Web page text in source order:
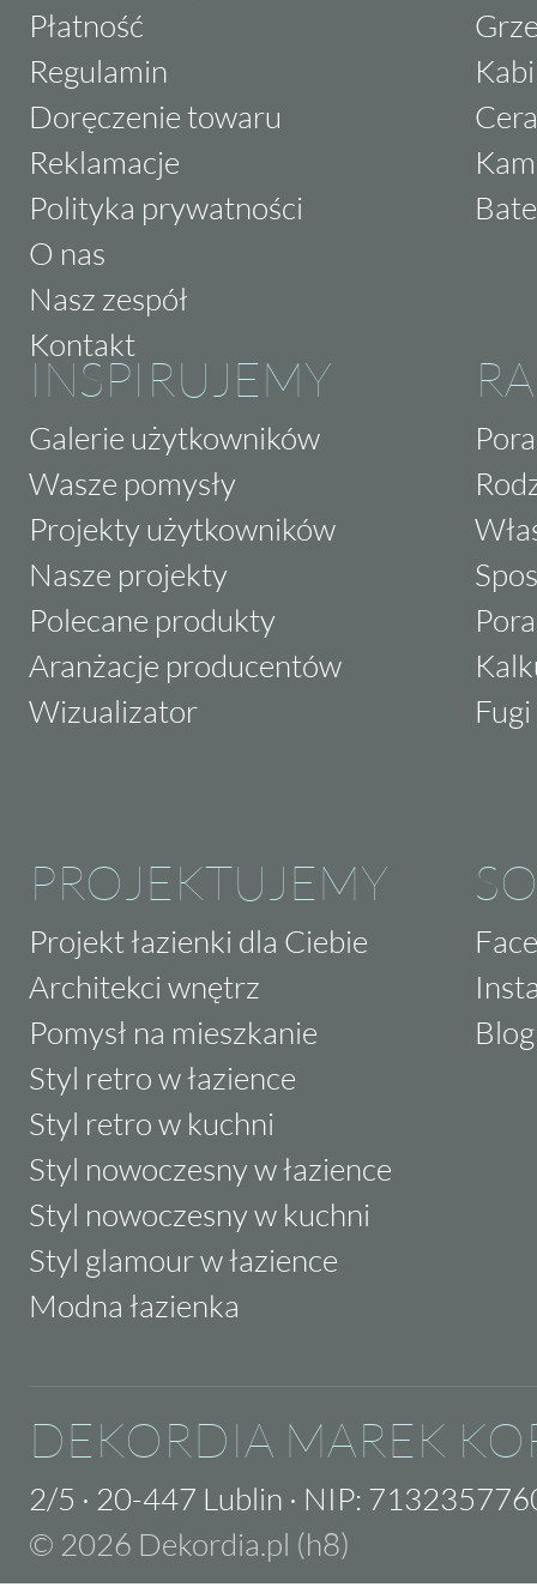
Płatność
Regulamin
Doręczenie towaru
Reklamacje
Polityka prywatności
O nas
Nasz zespół
Kontakt
INSPIRUJEMY
Galerie użytkowników
Wasze pomysły
Projekty użytkowników
Nasze projekty
Polecane produkty
Aranżacje producentów
Wizualizator
PROJEKTUJEMY
Projekt łazienki dla Ciebie
Architekci wnętrz
Pomysł na mieszkanie
Styl retro w łazience
Styl retro w kuchni
Styl nowoczesny w łazience
Styl nowoczesny w kuchni
Styl glamour w łazience
Modna łazienka
Blog
DEKORDIA MAREK
2/5 · 20-447 Lublin · NIP:
© 2026 Dekordia.pl (h8)